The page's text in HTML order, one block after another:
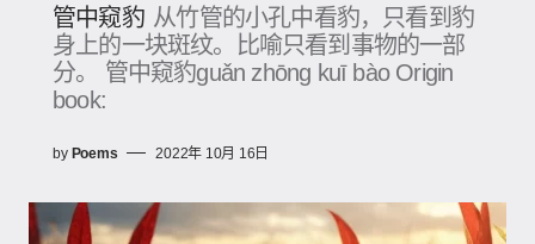
管中窥豹 从竹管的小孔中看豹，只看到豹
身上的一块斑纹。比喻只看到事物的一部
分。 管中窥豹guǎn zhōng kuī bào Origin
book:
by Poems 2022年 10月 16日